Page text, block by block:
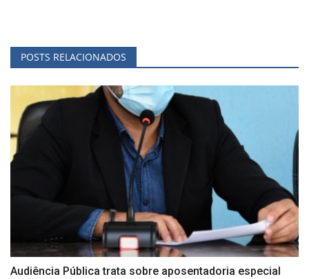
POSTS RELACIONADOS
Audiência Pública trata sobre aposentadoria especial